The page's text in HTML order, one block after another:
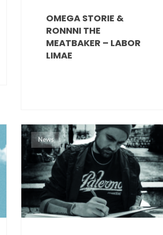
OMEGA STORIE &
RONNNI THE
MEATBAKER – LABOR
LIMAE
News